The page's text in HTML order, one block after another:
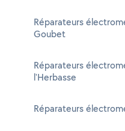
Réparateurs
Goubet
Réparateurs
l'Herbasse
Réparateurs